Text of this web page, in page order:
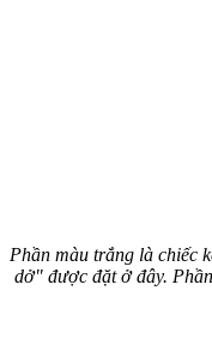
Phần màu trắng là chiếc
dở" được đặt ở đây.